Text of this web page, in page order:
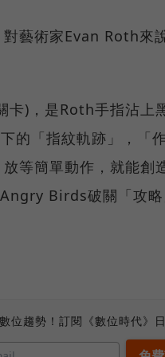
藝術家Evan Roth來
卡)，是Roth手指沾上
的「指紋軌跡」，「
等簡單動作，就能創
Birds破關「攻
位趨勢！訂閱《數位時代》